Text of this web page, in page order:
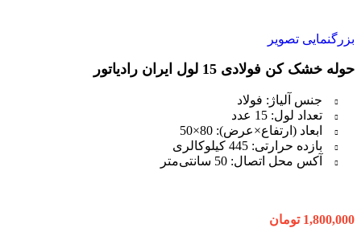
بزرگنمایی تصویر
حوله خشک کن فولادی 15 لول ایران رادیاتور
جنس آلیاژ: فولاد
تعداد لول: 15 عدد
ابعاد (ارتفاع×عرض): 80×50
بازده حرارتی: 445 کیلوکالری
آکس محل اتصال: 50 سانتی‌متر
1,800,000 تومان